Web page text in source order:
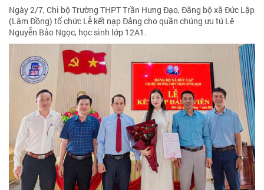
Ngày 2/7, Chi bộ Trường THPT Trần Hưng Đạo, Đãng bộ xã Đức Lập
(Lâm Đồng) tổ chức Lễ kết nạp Đảng cho quần chúng ưu tú Lê
Nguyễn Bảo Ngọc, học sinh lớp 12A1.